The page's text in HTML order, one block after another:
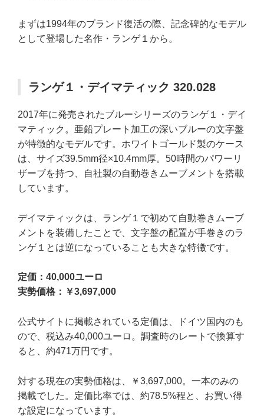
まずは1994年のブランド復活の際、記念碑的なモデル
として登場した名作・ランゲ１から。
ランゲ１・デイマティック 320.028
2017年に発売されたブルーシリーズのランゲ１・デイ
マティック。亜鉛プレート加工の深いブルーの文字盤
が特徴的なモデルです。ホワイトゴールド製のケース
は、サイズ39.5mm径×10.4mm厚。50時間のパワーリ
ザーブを持つ、自社製の自動巻きムーブメントを搭載
しています。
デイマティックは、ランゲ１で初めて自動巻きムーブ
メントを装備したことで、文字盤の配置が手巻きのラ
ンゲ１とは逆になっていることも大きな特徴です。
定価：40,000ユーロ
実勢価格：￥3,697,000
公式サイトに掲載されている定価は、ドイツ国内のも
ので、税込み40,000ユーロ。調査時のレートで換算す
ると、約471万円です。
対する現在の実勢価格は、￥3,697,000。一本のみの
掲載でした。定価比率では、約78.5%程と、お買い得
な設定になっています。